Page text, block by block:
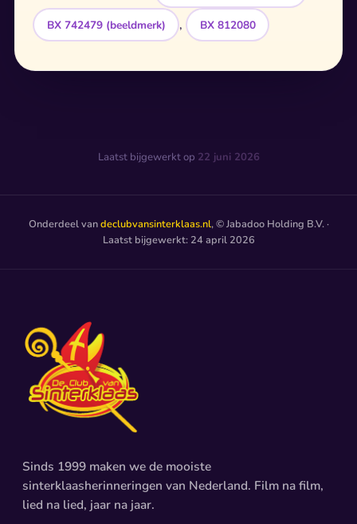
BX 742479 (beeldmerk) , BX 812080
Laatst bijgewerkt op 22 juni 2026
Onderdeel vandeclubvansinterklaas.nl, © Jabadoo Holding B.V. ·
Laatst bijgewerkt: 24 april 2026
Sinds 1999 maken we de mooiste
sinterklaasherinneringen van Nederland. Film na film,
lied na lied, jaar na jaar.